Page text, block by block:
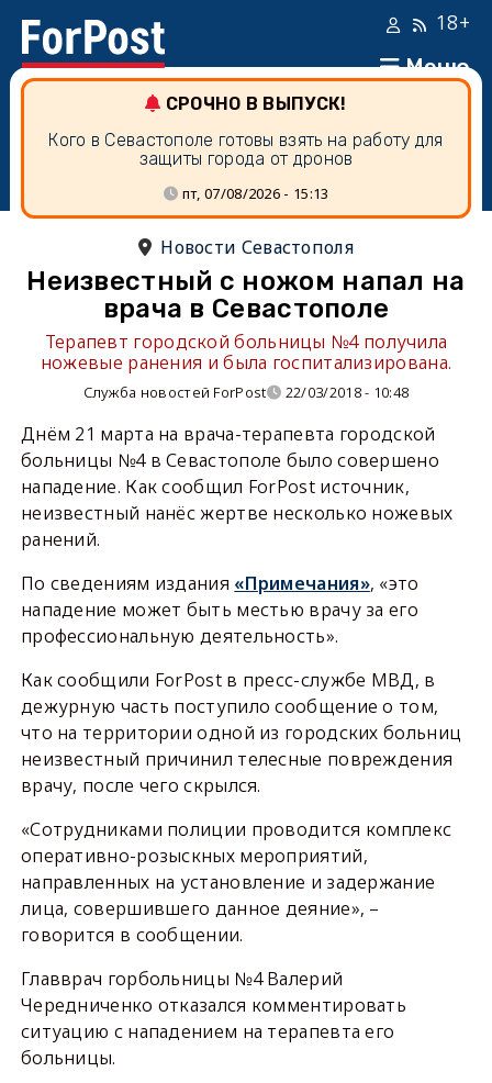
Меню
18+
СРОЧНО В ВЫПУСК!
Кого в Севастополе готовы взять на работу для
защиты города от дронов
пт, 07/08/2026 - 15:13
Новости Севастополя
Неизвестный с ножом напал на
врача в Севастополе
Терапевт городской больницы №4 получила
ножевые ранения и была госпитализирована.
Служба новостей ForPost 22/03/2018 - 10:48
Днём 21 марта на врача-терапевта городской
больницы №4 в Севастополе было совершено
нападение. Как сообщил ForPost источник,
неизвестный нанёс жертве несколько ножевых
ранений.
По сведениям издания «Примечания», «это
нападение может быть местью врачу за его
профессиональную деятельность».
Как сообщили ForPost в пресс-службе МВД, в
дежурную часть поступило сообщение о том,
что на территории одной из городских больниц
неизвестный причинил телесные повреждения
врачу, после чего скрылся.
«Сотрудниками полиции проводится комплекс
оперативно-розыскных мероприятий,
направленных на установление и задержание
лица, совершившего данное деяние», –
говорится в сообщении.
Главврач горбольницы №4 Валерий
Чередниченко отказался комментировать
ситуацию с нападением на терапевта его
больницы.